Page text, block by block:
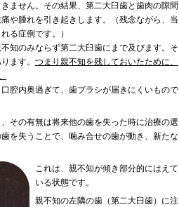
ません。その結果、第二大臼歯と歯肉の隙間
や腫れを引き起きします。（残念ながら、当
る症例です。）
知のみならず第二大臼歯にまで及びます。そ
ます。 つまり親不知を残しておいたために、
腔内奥過ぎて、歯ブラシが届きにくいもので
その有無は将来他の歯を失った時に治療の選
を失うことで、噛み合せの歯が動き、新たな
これは、親不知が傾き部分的にはえて
いる状態です。
親不知の左隣の歯（第二大臼歯）に注